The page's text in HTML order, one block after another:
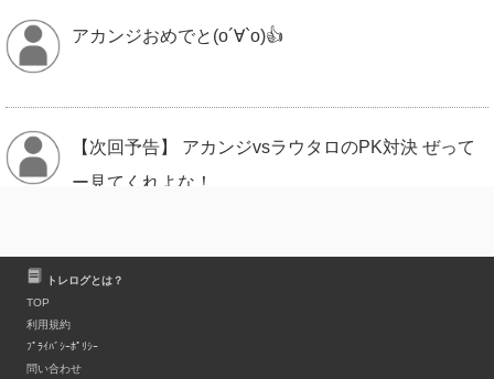
アカンジおめでと(о´∀`о)👍
【次回予告】 アカンジvsラウタロのPK対決 ぜって
ー見てくれよな！
朝から「アカンジ」って言葉をいくつも見かけて、
トレログとは？
TOP
利用規約
ﾌﾟﾗｲﾊﾞｼｰﾎﾟﾘｼｰ
問い合わせ